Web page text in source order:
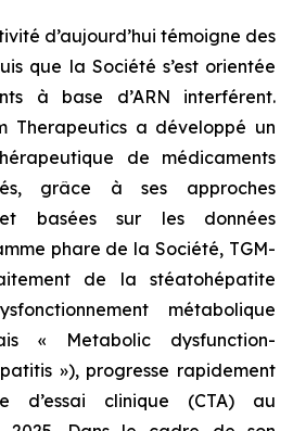
d’aujourd’hui témoigne des
que la Société s’est orientée
à base d’ARN interférent.
Therapeutics a développé un
de médicaments
grâce à ses approches
et basées sur les données
phare de la Société, TGM-
de la stéatohépatite
métabolique
« Metabolic dysfunction-
»), progresse rapidement
d’essai clinique (CTA) au